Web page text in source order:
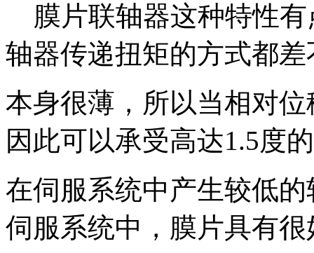
膜片联轴器这种特性有
轴器传递扭矩的方式都
本身很薄，所以当相对
因此可以承受高达1.5度
在伺服系统中产生较低
伺服系统中，膜片具有